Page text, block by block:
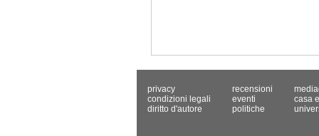
privacy
condizioni legali
diritto d'autore
recensioni
eventi
politiche
casa